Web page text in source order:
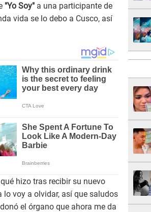
"Yo Soy" a una participante de
vida se lo debo a Cusco, así
hizo tras recibir su nuevo
lo voy a olvidar, así que saludos
el órgano que ahora me da